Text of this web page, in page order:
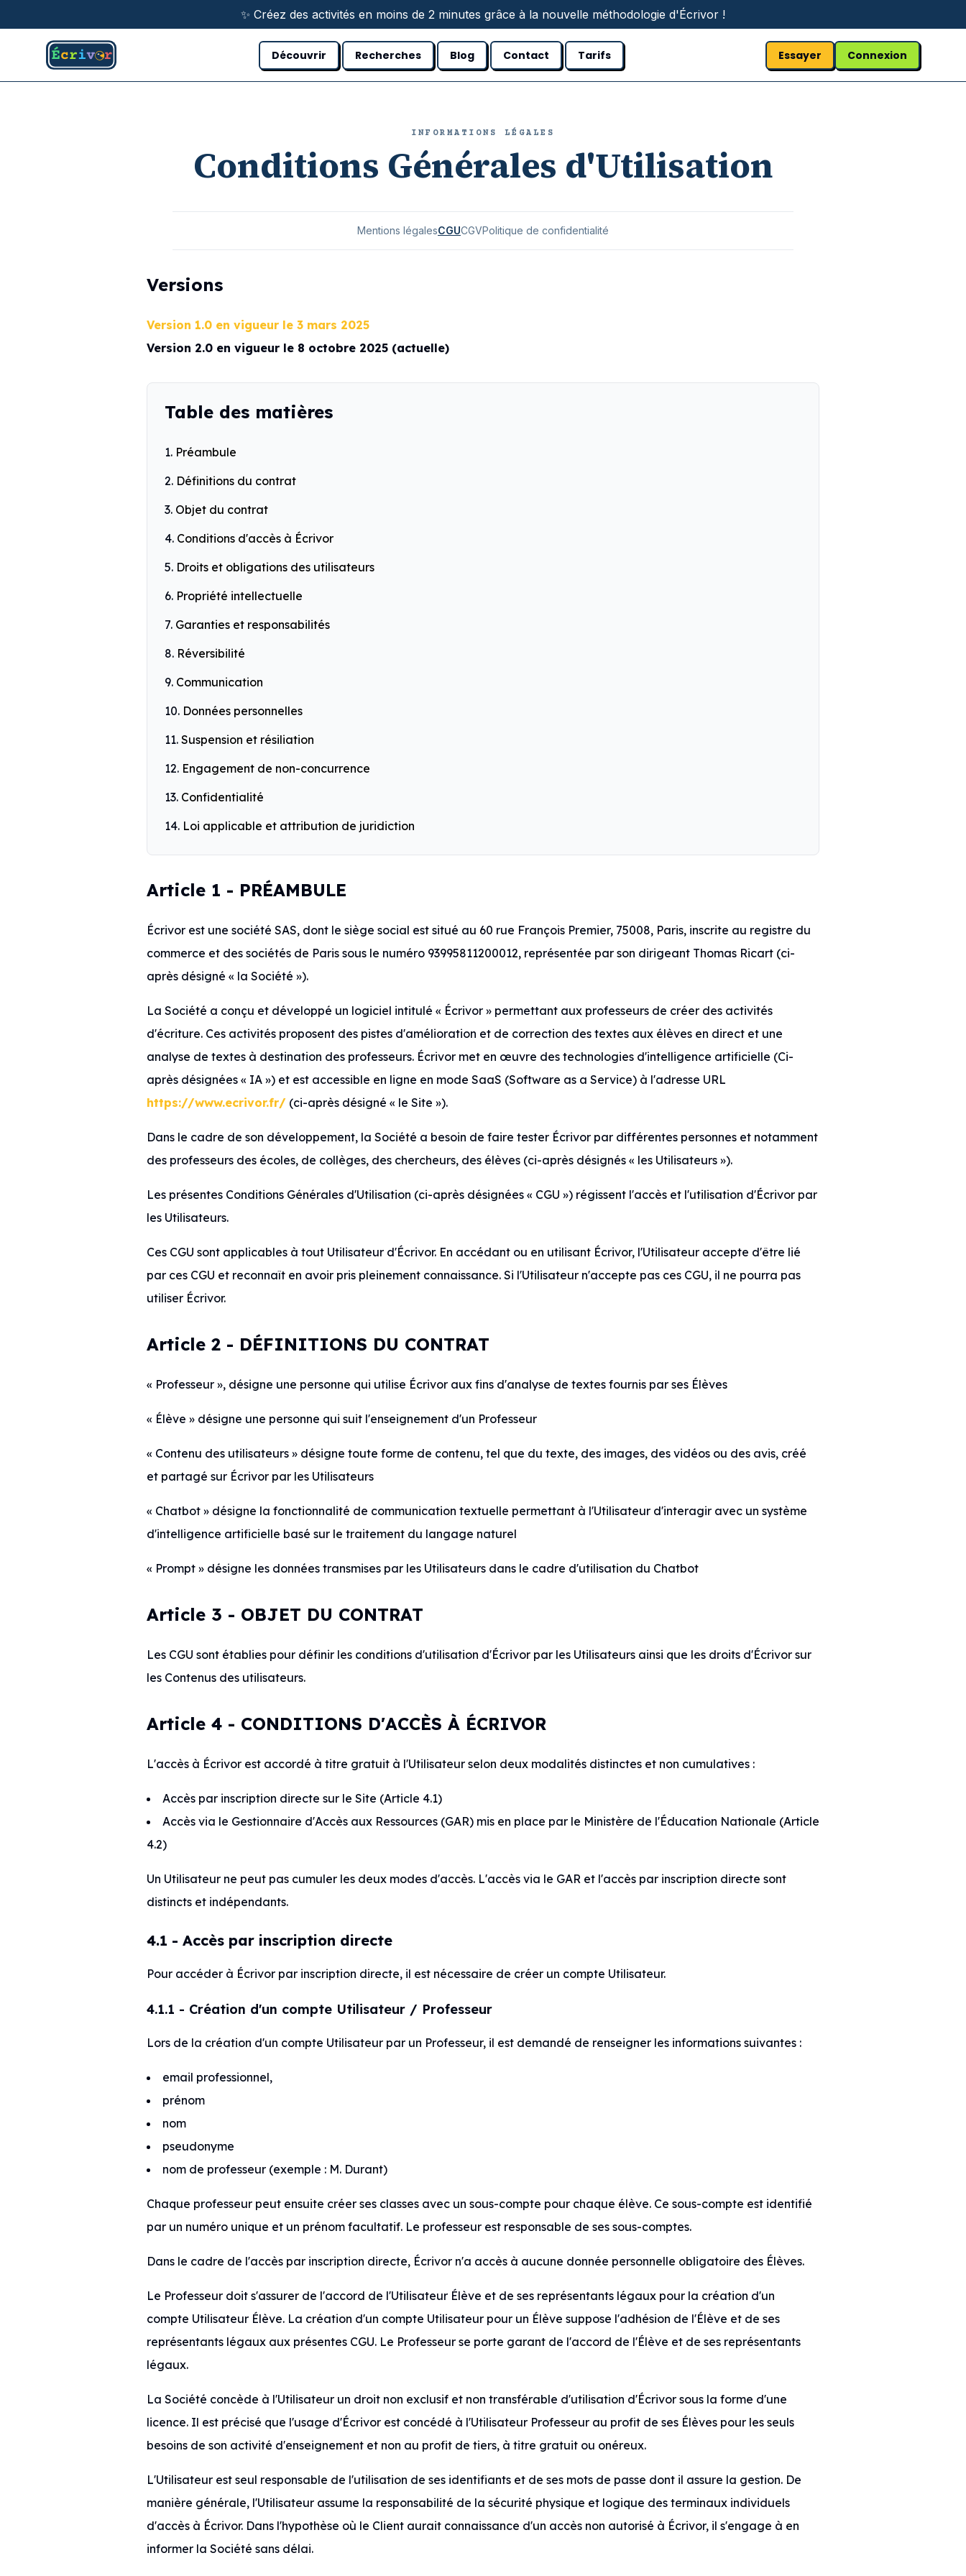
✨ Créez des activités en moins de 2 minutes grâce à la nouvelle méthodologie d'Écrivor !
Découvrir Recherches Blog Contact Tarifs Essayer Connexion
INFORMATIONS LÉGALES
Conditions Générales d'Utilisation
Mentions légalesCGUCGVPolitique de confidentialité
Versions
Version 1.0 en vigueur le 3 mars 2025
Version 2.0 en vigueur le 8 octobre 2025 (actuelle)
Table des matières
Préambule
Définitions du contrat
Objet du contrat
Conditions d'accès à Écrivor
Droits et obligations des utilisateurs
Propriété intellectuelle
Garanties et responsabilités
Réversibilité
Communication
Données personnelles
Suspension et résiliation
Engagement de non-concurrence
Confidentialité
Loi applicable et attribution de juridiction
Article 1 - PRÉAMBULE
Écrivor est une société SAS, dont le siège social est situé au 60 rue François Premier, 75008, Paris, inscrite au registre du
commerce et des sociétés de Paris sous le numéro 93995811200012, représentée par son dirigeant Thomas Ricart (ci-
après désigné « la Société »).
La Société a conçu et développé un logiciel intitulé « Écrivor » permettant aux professeurs de créer des activités
d'écriture. Ces activités proposent des pistes d'amélioration et de correction des textes aux élèves en direct et une
analyse de textes à destination des professeurs. Écrivor met en œuvre des technologies d'intelligence artificielle (Ci-
après désignées « IA ») et est accessible en ligne en mode SaaS (Software as a Service) à l'adresse URL
https://www.ecrivor.fr/ (ci-après désigné « le Site »).
Dans le cadre de son développement, la Société a besoin de faire tester Écrivor par différentes personnes et notamment
des professeurs des écoles, de collèges, des chercheurs, des élèves (ci-après désignés « les Utilisateurs »).
Les présentes Conditions Générales d'Utilisation (ci-après désignées « CGU ») régissent l'accès et l'utilisation d'Écrivor par
les Utilisateurs.
Ces CGU sont applicables à tout Utilisateur d'Écrivor. En accédant ou en utilisant Écrivor, l'Utilisateur accepte d'être lié
par ces CGU et reconnaît en avoir pris pleinement connaissance. Si l'Utilisateur n'accepte pas ces CGU, il ne pourra pas
utiliser Écrivor.
Article 2 - DÉFINITIONS DU CONTRAT
« Professeur », désigne une personne qui utilise Écrivor aux fins d'analyse de textes fournis par ses Élèves
« Élève » désigne une personne qui suit l'enseignement d'un Professeur
« Contenu des utilisateurs » désigne toute forme de contenu, tel que du texte, des images, des vidéos ou des avis, créé
et partagé sur Écrivor par les Utilisateurs
« Chatbot » désigne la fonctionnalité de communication textuelle permettant à l'Utilisateur d'interagir avec un système
d'intelligence artificielle basé sur le traitement du langage naturel
« Prompt » désigne les données transmises par les Utilisateurs dans le cadre d'utilisation du Chatbot
Article 3 - OBJET DU CONTRAT
Les CGU sont établies pour définir les conditions d'utilisation d'Écrivor par les Utilisateurs ainsi que les droits d'Écrivor sur
les Contenus des utilisateurs.
Article 4 - CONDITIONS D'ACCÈS À ÉCRIVOR
L'accès à Écrivor est accordé à titre gratuit à l'Utilisateur selon deux modalités distinctes et non cumulatives :
Accès par inscription directe sur le Site (Article 4.1)
Accès via le Gestionnaire d'Accès aux Ressources (GAR) mis en place par le Ministère de l'Éducation Nationale (Article
4.2)
Un Utilisateur ne peut pas cumuler les deux modes d'accès. L'accès via le GAR et l'accès par inscription directe sont
distincts et indépendants.
4.1 - Accès par inscription directe
Pour accéder à Écrivor par inscription directe, il est nécessaire de créer un compte Utilisateur.
4.1.1 - Création d'un compte Utilisateur / Professeur
Lors de la création d'un compte Utilisateur par un Professeur, il est demandé de renseigner les informations suivantes :
email professionnel,
prénom
nom
pseudonyme
nom de professeur (exemple : M. Durant)
Chaque professeur peut ensuite créer ses classes avec un sous-compte pour chaque élève. Ce sous-compte est identifié
par un numéro unique et un prénom facultatif. Le professeur est responsable de ses sous-comptes.
Dans le cadre de l'accès par inscription directe, Écrivor n'a accès à aucune donnée personnelle obligatoire des Élèves.
Le Professeur doit s'assurer de l'accord de l'Utilisateur Élève et de ses représentants légaux pour la création d'un
compte Utilisateur Élève. La création d'un compte Utilisateur pour un Élève suppose l'adhésion de l'Élève et de ses
représentants légaux aux présentes CGU. Le Professeur se porte garant de l'accord de l'Élève et de ses représentants
légaux.
La Société concède à l'Utilisateur un droit non exclusif et non transférable d'utilisation d'Écrivor sous la forme d'une
licence. Il est précisé que l'usage d'Écrivor est concédé à l'Utilisateur Professeur au profit de ses Élèves pour les seuls
besoins de son activité d'enseignement et non au profit de tiers, à titre gratuit ou onéreux.
L'Utilisateur est seul responsable de l'utilisation de ses identifiants et de ses mots de passe dont il assure la gestion. De
manière générale, l'Utilisateur assume la responsabilité de la sécurité physique et logique des terminaux individuels
d'accès à Écrivor. Dans l'hypothèse où le Client aurait connaissance d'un accès non autorisé à Écrivor, il s'engage à en
informer la Société sans délai.